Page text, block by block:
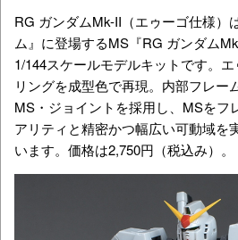
RG ガンダムMk-II（エゥーゴ仕様）
ム』に登場するMS『RG ガンダム
1/144スケールモデルキットです。
リングを成型色で再現。内部フレー
MS・ジョイントを採用し、MSをフ
アリティと精密かつ幅広い可動域を
います。価格は2,750円（税込み）。